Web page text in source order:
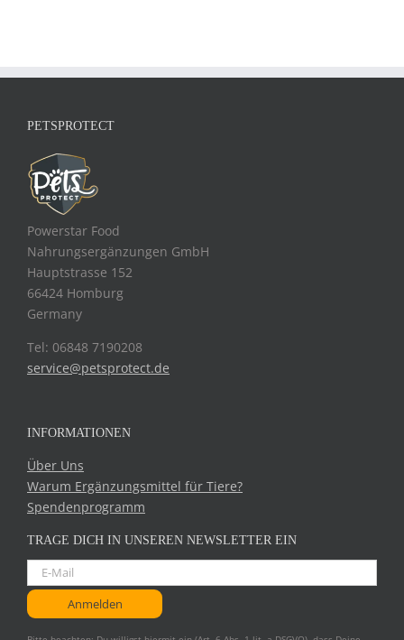
PETSPROTECT
Powerstar Food
Nahrungsergänzungen GmbH
Hauptstrasse 152
66424 Homburg
Germany
Tel: 06848 7190208
service@petsprotect.de
INFORMATIONEN
Über Uns
Warum Ergänzungsmittel für Tiere?
Spendenprogramm
TRAGE DICH IN UNSEREN NEWSLETTER EIN